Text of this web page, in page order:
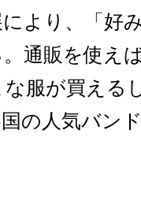
より、「好
通販を使え
服が買える
の人気バン